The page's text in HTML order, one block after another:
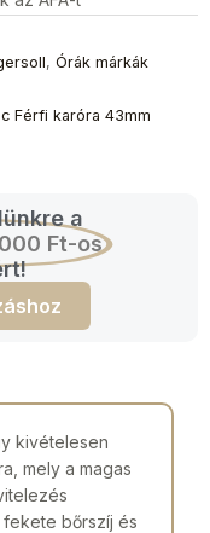
, Órák márkák
Férfi karóra 43mm
a
Ft-os
kivételesen
mely a magas
fekete bőrszíj és